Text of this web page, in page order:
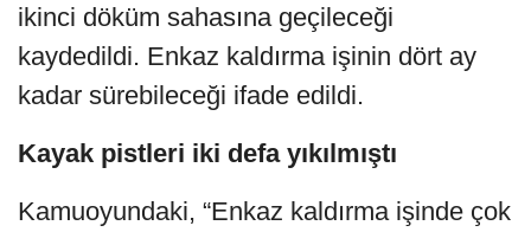
ikinci döküm sahasına geçileceği
kaydedildi. Enkaz kaldırma işinin dört ay
kadar sürebileceği ifade edildi.
Kayak pistleri iki defa yıkılmıştı
Kamuoyundaki, “Enkaz kaldırma işinde çok